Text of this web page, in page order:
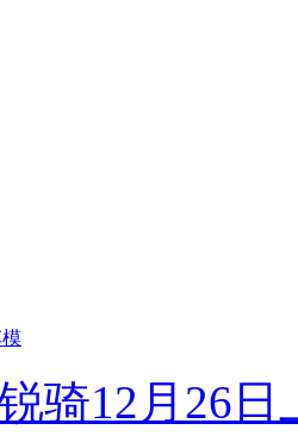
骑12月26